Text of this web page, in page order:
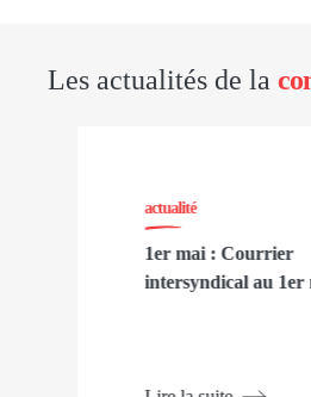
Les actualités de la
actualité
1er mai : Courrier
intersyndical au 1er